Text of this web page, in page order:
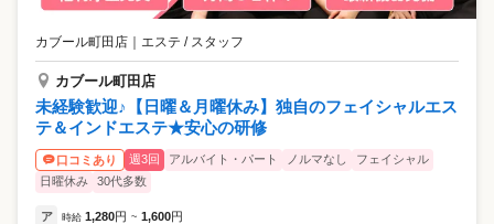
カブール町田店 ｜ エステ / スタッフ
カブール町田店
未経験歓迎♪【日曜＆月曜休み】独自のフェイシャルエス
テ＆インドエステ★安心の研修
口コミあり 週3回 アルバイト・パート ノルマなし
フェイシャル
日曜休み
30代多数
ア 時給 1,280円 ~ 1,600円